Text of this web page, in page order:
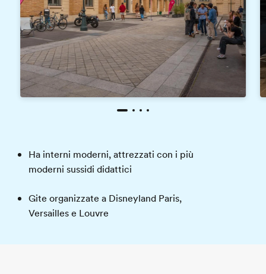
Ha interni moderni, attrezzati con i più
moderni sussidi didattici
Gite organizzate a Disneyland Paris,
Versailles e Louvre